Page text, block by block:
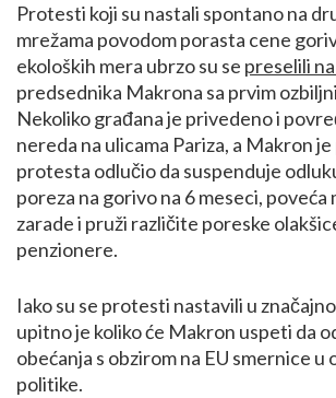
Protesti koji su nastali spontano na
mrežama povodom porasta cene
ekoloških mera ubrzo su se preselili
predsednika Makrona sa prvim
Nekoliko građana je privedeno i
nereda na ulicama Pariza, a Makron
protesta odlučio da suspenduje
poreza na gorivo na 6 meseci, poveća
zarade i pruži različite poreske
penzionere.
Iako su se protesti nastavili u
upitno je koliko će Makron uspeti da
obećanja s obzirom na EU smernice u
politike.